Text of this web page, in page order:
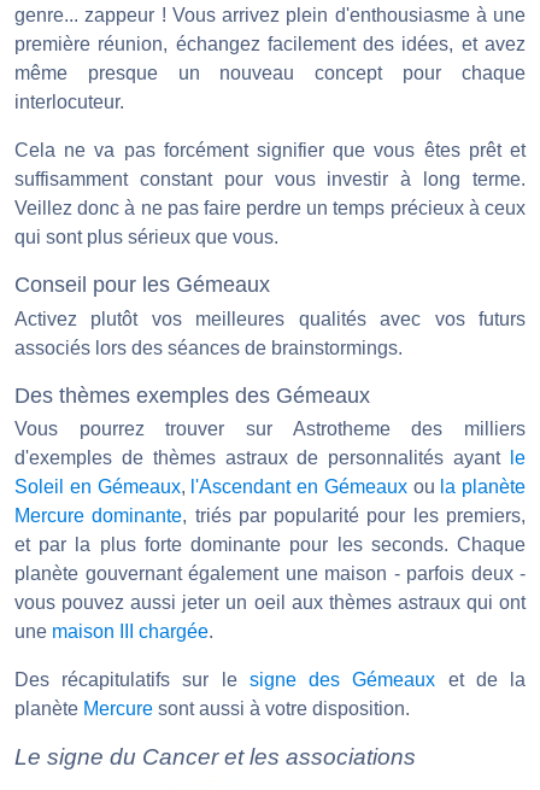
genre... zappeur ! Vous arrivez plein d'enthousiasme à une
première réunion, échangez facilement des idées, et avez
même presque un nouveau concept pour chaque
interlocuteur.
Cela ne va pas forcément signifier que vous êtes prêt et
suffisamment constant pour vous investir à long terme.
Veillez donc à ne pas faire perdre un temps précieux à ceux
qui sont plus sérieux que vous.
Conseil pour les Gémeaux
Activez plutôt vos meilleures qualités avec vos futurs
associés lors des séances de brainstormings.
Des thèmes exemples des Gémeaux
Vous pourrez trouver sur Astrotheme des milliers
d'exemples de thèmes astraux de personnalités ayant
le
Soleil en Gémeaux, l'Ascendant en Gémeauxou la planète
Mercure dominante, triés par popularité pour les premiers,
et par la plus forte dominante pour les seconds. Chaque
planète gouvernant également une maison - parfois deux -
vous pouvez aussi jeter un oeil aux thèmes astraux qui ont
une maison III chargée.
Des récapitulatifs sur le signe des Gémeaux et de la
planète Mercure sont aussi à votre disposition.
Le signe du Cancer et les associations